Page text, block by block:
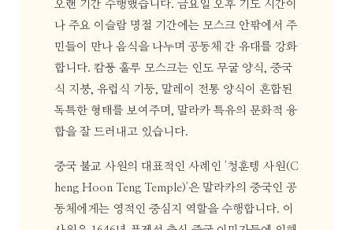
오랜 기간 수행했습니다. 금요일 오후 기도 시간이
나 주요 이슬람 명절 기간에는 모스크 안팎에서 주
민들이 만나 음식을 나누며 공동체 간 유대를 강화
합니다. 캄풍 훌루 모스크는 인도 무굴 양식, 중국
식 지붕, 유럽식 기둥, 말레이 전통 양식이 혼합된
독특한 형태를 보여주며, 말라카 특유의 문화적 융
합을 잘 드러내고 있습니다.
중국 불교 사원의 대표적인 사례인 '청훈텡 사원(C
heng Hoon Teng Temple)'은 말라카의 중국인 공
동체에게는 영적인 중심지 역할을 수행합니다. 이